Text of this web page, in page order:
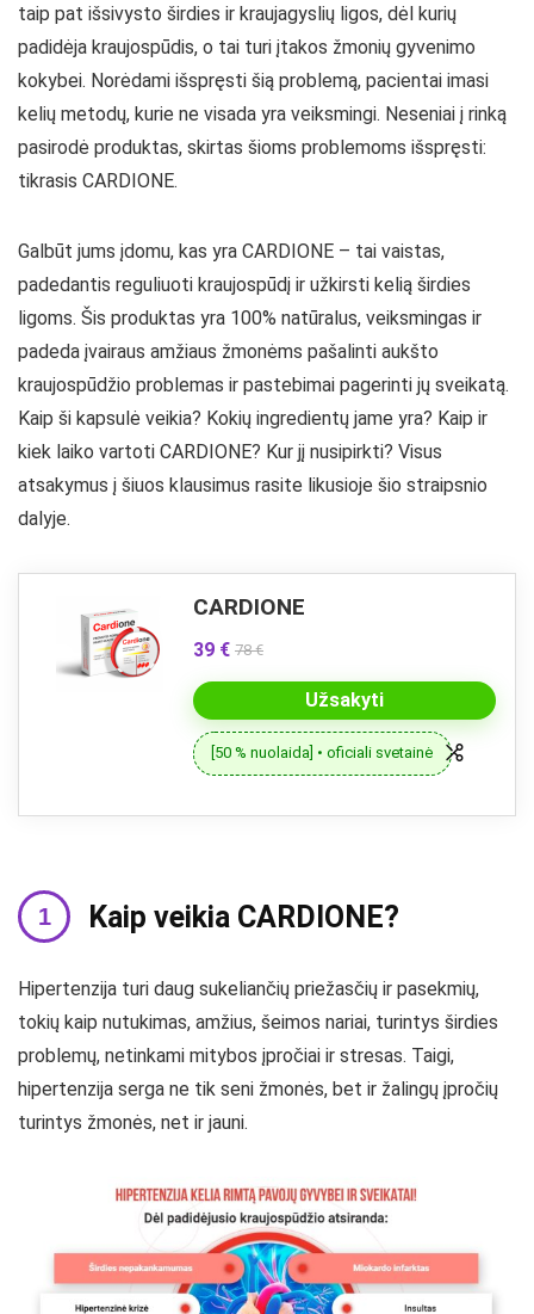
taip pat išsivysto širdies ir kraujagyslių ligos, dėl kurių
padidėja kraujospūdis, o tai turi įtakos žmonių gyvenimo
kokybei. Norėdami išspręsti šią problemą, pacientai imasi
kelių metodų, kurie ne visada yra veiksmingi. Neseniai į rinką
pasirodė produktas, skirtas šioms problemoms išspręsti:
tikrasis CARDIONE.
Galbūt jums įdomu, kas yra CARDIONE – tai vaistas,
padedantis reguliuoti kraujospūdį ir užkirsti kelią širdies
ligoms. Šis produktas yra 100% natūralus, veiksmingas ir
padeda įvairaus amžiaus žmonėms pašalinti aukšto
kraujospūdžio problemas ir pastebimai pagerinti jų sveikatą.
Kaip ši kapsulė veikia? Kokių ingredientų jame yra? Kaip ir
kiek laiko vartoti CARDIONE? Kur jį nusipirkti? Visus
atsakymus į šiuos klausimus rasite likusioje šio straipsnio
dalyje.
CARDIONE
39 € 78 €
Užsakyti
[50 % nuolaida] • oficiali svetainė
Kaip veikia CARDIONE?
Hipertenzija turi daug sukeliančių priežasčių ir pasekmių,
tokių kaip nutukimas, amžius, šeimos nariai, turintys širdies
problemų, netinkami mitybos įpročiai ir stresas. Taigi,
hipertenzija serga ne tik seni žmonės, bet ir žalingų įpročių
turintys žmonės, net ir jauni.